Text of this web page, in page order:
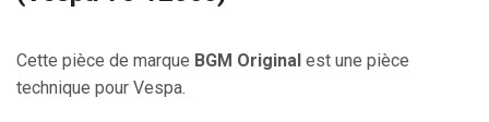
Cette pièce de marque BGM Original est une pièce
technique pour Vespa.